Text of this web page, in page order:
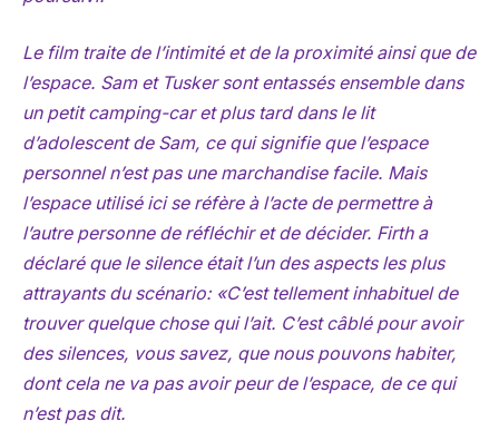
Le film traite de l’intimité et de la proximité ainsi que de
l’espace. Sam et Tusker sont entassés ensemble dans
un petit camping-car et plus tard dans le lit
d’adolescent de Sam, ce qui signifie que l’espace
personnel n’est pas une marchandise facile. Mais
l’espace utilisé ici se réfère à l’acte de permettre à
l’autre personne de réfléchir et de décider. Firth a
déclaré que le silence était l’un des aspects les plus
attrayants du scénario: «C’est tellement inhabituel de
trouver quelque chose qui l’ait. C’est câblé pour avoir
des silences, vous savez, que nous pouvons habiter,
dont cela ne va pas avoir peur de l’espace, de ce qui
n’est pas dit.